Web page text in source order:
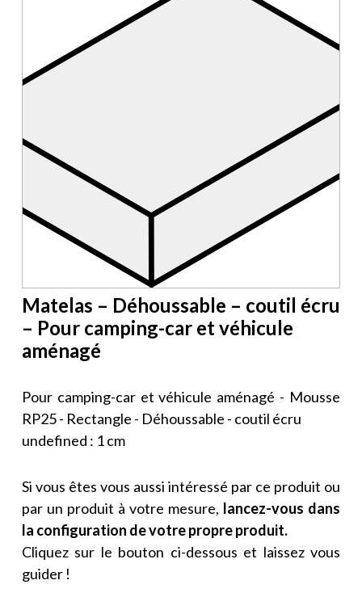
Matelas – Déhoussable – coutil écru
– Pour camping-car et véhicule
aménagé
Pour camping-car et véhicule aménagé - Mousse
RP25 - Rectangle - Déhoussable - coutil écru
undefined : 1 cm
Si vous êtes vous aussi intéressé par ce produit ou
par un produit à votre mesure, lancez-vous dans
la configuration de votre propre produit.
Cliquez sur le bouton ci-dessous et laissez vous
guider !